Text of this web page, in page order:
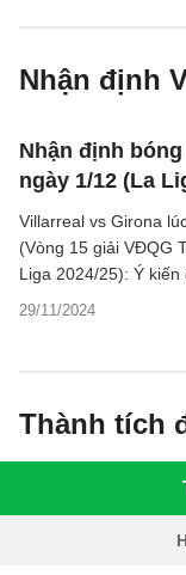
Nhận định
Nhận định
ngày 1/12 (La
29/11/2024
Villarreal vs Girona
(Vòng 15 giải VĐQG
Liga 2024/25): Ý
đoán kết quả, nhận
Thành tích